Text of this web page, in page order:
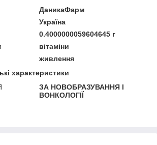
ДаникаФарм
Україна
0.4000000059604645 г
вітаміни
живлення
характеристики
ЗА НОВОБРАЗУВАННЯ І
ВОНКОЛОГІЇ